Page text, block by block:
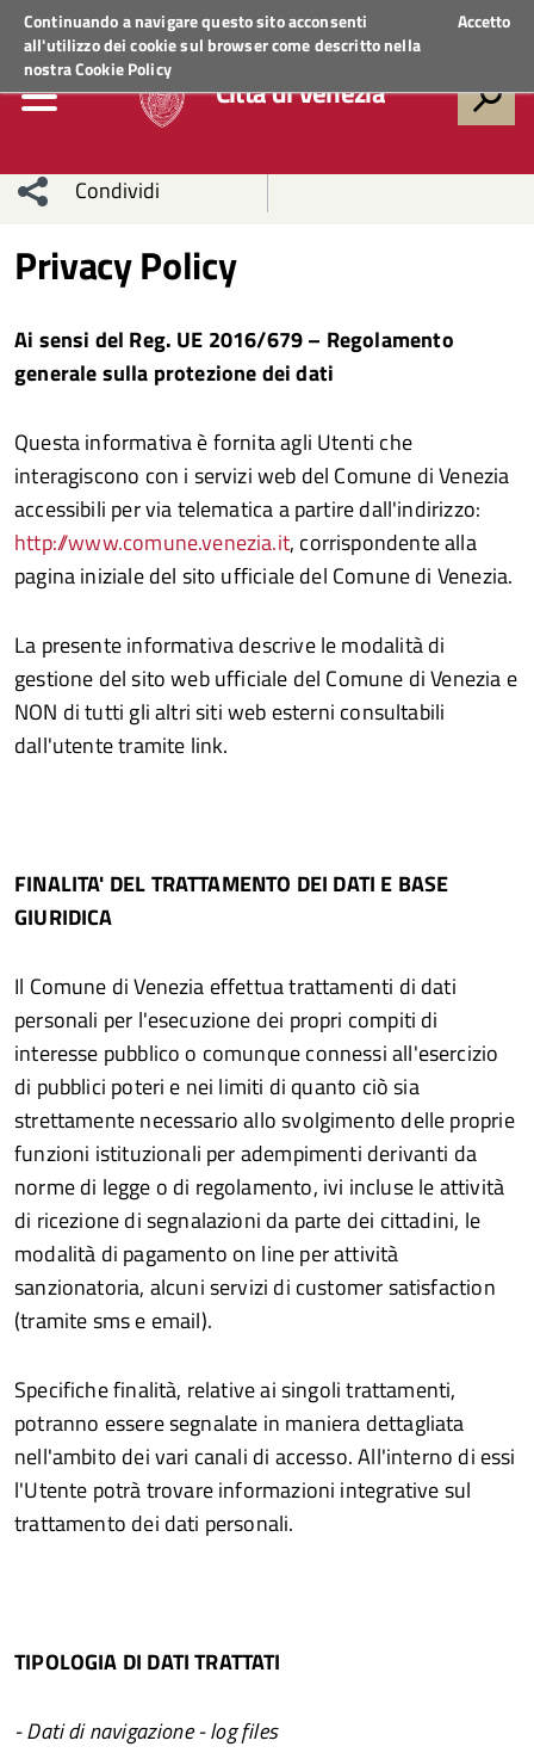
Continuando a navigare questo sito acconsenti
all'utilizzo dei cookie sul browser come descritto nella
nostraCookie Policy
Accetto
Regione VenetoACCEDI AI SERVIZI
Città di Venezia
Condividi
network
Condividi
Condividi
Facebook
su
Condividi
Facebook
su
Whatsapp
Privacy Policy
Ai sensi del Reg. UE 2016/679 – Regolamento
generale sulla protezione dei dati
Questa informativa è fornita agli Utenti che
interagiscono con i servizi web del Comune di Venezia
accessibili per via telematica a partire dall'indirizzo:
http://www.comune.venezia.it, corrispondente alla
pagina iniziale del sito ufficiale del Comune di Venezia.
La presente informativa descrive le modalità di
gestione del sito web ufficiale del Comune di Venezia e
NON di tutti gli altri siti web esterni consultabili
dall'utente tramite link.
FINALITA' DELTRATTAMENTO DEI DATI E BASE
GIURIDICA
Il Comune di Venezia effettua trattamenti di dati
personali per l'esecuzione dei propri compiti di
interesse pubblico o comunque connessi all'esercizio
di pubblici poteri e nei limiti di quanto ciò sia
strettamente necessario allo svolgimento delle proprie
funzioni istituzionali per adempimenti derivanti da
norme di legge o di regolamento, ivi incluse le attività
di ricezione di segnalazioni da parte dei cittadini, le
modalità di pagamento on line per attività
sanzionatoria, alcuni servizi di customer satisfaction
(tramite sms e email).
Specifiche finalità, relative ai singoli trattamenti,
potranno essere segnalate in maniera dettagliata
nell'ambito dei vari canali di accesso. All'interno di essi
l'Utente potrà trovare informazioni integrative sul
trattamento dei dati personali.
TIPOLOGIA DI DATI TRATTATI
- Dati di navigazione - log files